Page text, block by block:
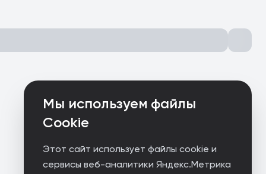
Мы используем файлы
Cookie
Этот сайт использует файлы cookie и
сервисы веб-аналитики Яндекс.Метрика